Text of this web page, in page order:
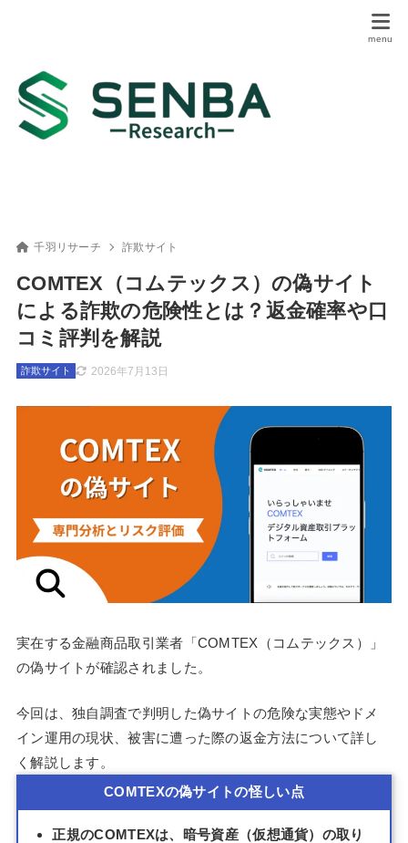
千羽リサーチ 詐欺サイト
COMTEX（コムテックス）の偽サイト
による詐欺の危険性とは？返金確率や口
コミ評判を解説
2026年7月13日
詐欺サイト
実在する金融商品取引業者「COMTEX（コムテックス）」
の偽サイトが確認されました。
今回は、独自調査で判明した偽サイトの危険な実態やドメ
イン運用の現状、被害に遭った際の返金方法について詳し
く解説します。
COMTEXの偽サイトの怪しい点
正規のCOMTEXは、暗号資産（仮想通貨）の取り